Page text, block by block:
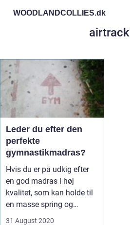
WOODLANDCOLLIES.dk
airtrack
Leder du efter den
perfekte
gymnastikmadras?
Hvis du er på udkig efter
en god madras i høj
kvalitet, som kan holde til
en masse spring og
aktivit...
31 August 2020